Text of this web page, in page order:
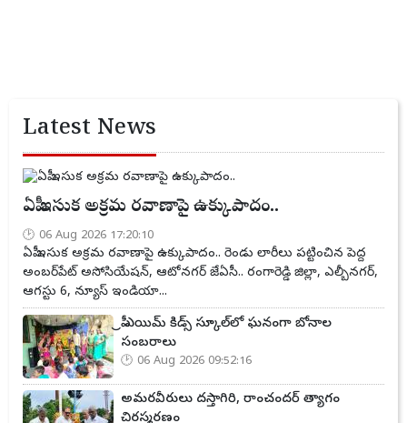
Latest News
ఏపీ ఇసుక అక్రమ రవాణాపై ఉక్కుపాదం..
06 Aug 2026 17:20:10
ఏపీ ఇసుక అక్రమ రవాణాపై ఉక్కుపాదం.. రెండు లారీలు పట్టించిన పెద్ద
అంబర్‌పేట్ అసోసియేషన్, ఆటోనగర్ జేఏసీ.. రంగారెడ్డి జిల్లా, ఎల్బీనగర్,
ఆగస్టు 6, న్యూస్ ఇండియా...
ప్రీ ఎయిమ్ కిడ్స్ స్కూల్‌లో ఘనంగా బోనాల
సంబరాలు
06 Aug 2026 09:52:16
అమరవీరులు దస్తాగిరి, రాంచందర్ త్యాగం
చిరస్మరణం